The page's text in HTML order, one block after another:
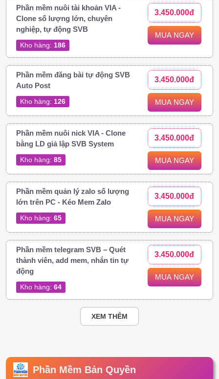
Phần mềm nuôi tài khoản VIA -
Clone số lượng lớn, chuyên
nghiệp, tự động SVB
Kho hàng: 186
3.450.000đ
MUA NGAY
Phần mềm đăng bài tự động SVB
Auto Post
Kho hàng: 126
3.450.000đ
MUA NGAY
Phần mềm nuôi nick VIA - Clone
bằng LD giả lập SVB System
Kho hàng: 85
3.450.000đ
MUA NGAY
Phần mềm quản lý zalo số lượng
lớn trên PC - Kéo Mem Zalo
Kho hàng: 65
3.450.000đ
MUA NGAY
Phần mềm telegram SVB – Quét
thành viên, add mem, nhắn tin tự
động
Kho hàng: 64
3.450.000đ
MUA NGAY
XEM THÊM
Phần Mềm Bản Quyền